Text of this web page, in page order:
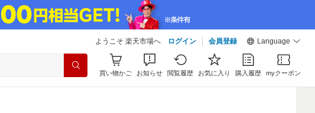
ようこそ 楽天市場へ ログイン 会員登録 Language
買い物かご お知らせ 閲覧履歴 お気に入り 購入履歴 myクーポン